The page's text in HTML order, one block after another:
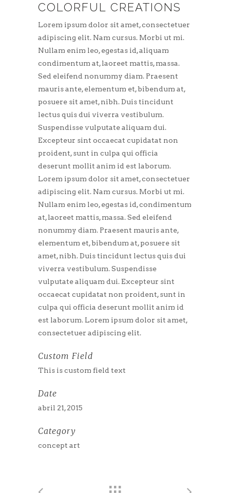
COLORFUL CREATIONS
Lorem ipsum dolor sit amet, consectetuer
adipiscing elit. Nam cursus. Morbi ut mi.
Nullam enim leo, egestas id, aliquam
condimentum at, laoreet mattis, massa.
Sed eleifend nonummy diam. Praesent
mauris ante, elementum et, bibendum at,
posuere sit amet, nibh. Duis tincidunt
lectus quis dui viverra vestibulum.
Suspendisse vulputate aliquam dui.
Excepteur sint occaecat cupidatat non
proident, sunt in culpa qui officia
deserunt mollit anim id est laborum.
Lorem ipsum dolor sit amet, consectetuer
adipiscing elit. Nam cursus. Morbi ut mi.
Nullam enim leo, egestas id, condimentum
at, laoreet mattis, massa. Sed eleifend
nonummy diam. Praesent mauris ante,
elementum et, bibendum at, posuere sit
amet, nibh. Duis tincidunt lectus quis dui
viverra vestibulum. Suspendisse
vulputate aliquam dui. Excepteur sint
occaecat cupidatat non proident, sunt in
culpa qui officia deserunt mollit anim id
est laborum. Lorem ipsum dolor sit amet,
consectetuer adipiscing elit.
Custom Field
This is custom field text
Date
abril 21, 2015
Category
concept art